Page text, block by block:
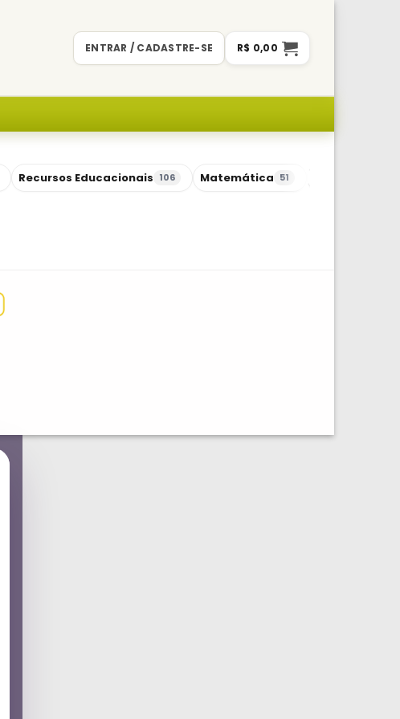
ENTRAR / CADASTRE-SE R$ 0,00
Recursos Educacionais 106 Matemática 51